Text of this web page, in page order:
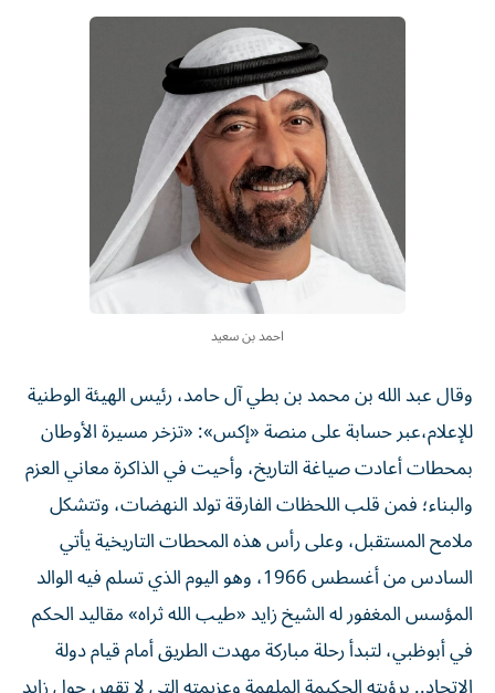
احمد بن سعيد
وقال عبد الله بن محمد بن بطي آل حامد، رئيس الهيئة الوطنية
للإعلام،عبر حسابة على منصة «إكس»: «تزخر مسيرة الأوطان
بمحطات أعادت صياغة التاريخ، وأحيت في الذاكرة معاني العزم
والبناء؛ فمن قلب اللحظات الفارقة تولد النهضات، وتتشكل
ملامح المستقبل، وعلى رأس هذه المحطات التاريخية يأتي
السادس من أغسطس 1966، وهو اليوم الذي تسلم فيه الوالد
المؤسس المغفور له الشيخ زايد «طيب الله ثراه» مقاليد الحكم
في أبوظبي، لتبدأ رحلة مباركة مهدت الطريق أمام قيام دولة